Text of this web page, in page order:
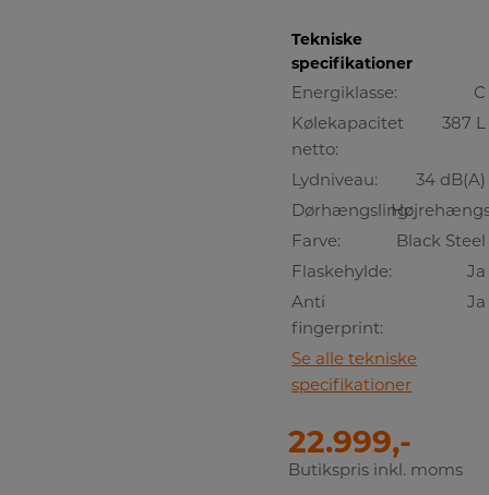
Tekniske
specifikationer
Energiklasse:
C
Kølekapacitet
netto:
387 L
Lydniveau:
34 dB(A)
Dørhængsling:
Farve:
Black Steel
Flaskehylde:
Ja
Anti
fingerprint:
Ja
Se alle tekniske
specifikationer
22.999,-
Butikspris inkl. moms